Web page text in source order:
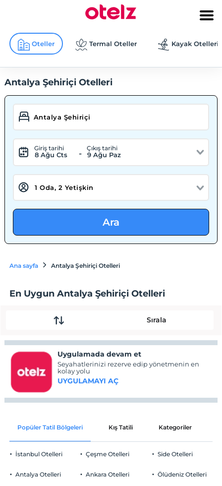
Oteller Termal Oteller Kayak Otelleri
Antalya Şehiriçi Otelleri
Giriş tarihi
8 Ağu Cts -
Çıkış tarihi
9 Ağu Paz
Ara
Ana sayfa Antalya Şehiriçi Otelleri
En Uygun Antalya Şehiriçi Otelleri
Sırala
Uygulamada devam et
Seyahatlerinizi rezerve edip yönetmenin en
kolay yolu
UYGULAMAYI AÇ
Popüler Tatil Bölgeleri Kış Tatili Kategoriler
İstanbul Otelleri
Antalya Otelleri
Çeşme Otelleri
Ankara Otelleri
Side Otelleri
Ölüdeniz Otelleri